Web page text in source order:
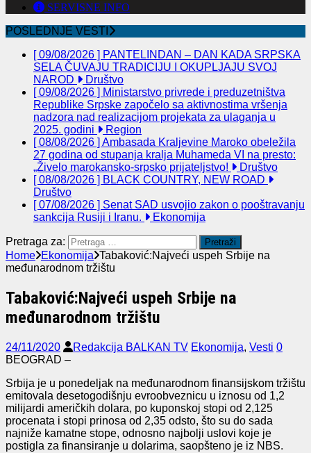
SERVISNE INFO
POSLEDNJE VESTI
[ 09/08/2026 ] PANTELINDAN – DAN KADA SRPSKA
SELA ČUVAJU TRADICIJU I OKUPLJAJU SVOJ
NAROD
Društvo
[ 09/08/2026 ] Ministarstvo privrede i preduzetništva
Republike Srpske započelo sa aktivnostima vršenja
nadzora nad realizacijom projekata za ulaganja u
2025. godini
Region
[ 08/08/2026 ] Ambasada Kraljevine Maroko obeležila
27 godina od stupanja kralja Muhameda VI na presto:
„Živelo marokansko-srpsko prijateljstvo!
Društvo
[ 08/08/2026 ] BLACK COUNTRY, NEW ROAD
Društvo
[ 07/08/2026 ] Senat SAD usvojio zakon o pooštravanju
sankcija Rusiji i Iranu.
Ekonomija
Pretraga za:
Home Ekonomija Tabaković:Najveći uspeh Srbije na
međunarodnom tržištu
Tabaković:Najveći uspeh Srbije na
međunarodnom tržištu
24/11/2020 Redakcija BALKAN TV Ekonomija, Vesti 0
BEOGRAD –
Srbija je u ponedeljak na međunarodnom finansijskom tržištu
emitovala desetogodišnju evroobveznicu u iznosu od 1,2
milijardi američkih dolara, po kuponskoj stopi od 2,125
procenata i stopi prinosa od 2,35 odsto, što su do sada
najniže kamatne stope, odnosno najbolji uslovi koje je
postigla za finansiranje u dolarima, saopšteno je iz NBS.